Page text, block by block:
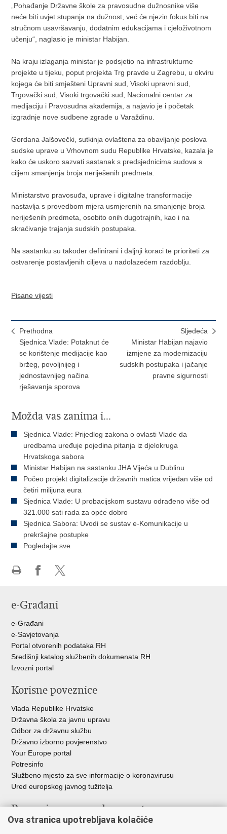
„Pohađanje Državne škole za pravosudne dužnosnike više
neće biti uvjet stupanja na dužnost, već će njezin fokus biti na
stručnom usavršavanju, dodatnim edukacijama i cjeloživotnom
učenju“, naglasio je ministar Habijan.
Na kraju izlaganja ministar je podsjetio na infrastrukturne
projekte u tijeku, poput projekta Trg pravde u Zagrebu, u okviru
kojega će biti smješteni Upravni sud, Visoki upravni sud,
Trgovački sud, Visoki trgovački sud, Nacionalni centar za
medijaciju i Pravosudna akademija, a najavio je i početak
izgradnje nove sudbene zgrade u Varaždinu.
Gordana Jalšovečki, sutkinja ovlaštena za obavljanje poslova
sudske uprave u Vrhovnom sudu Republike Hrvatske, kazala je
kako će uskoro sazvati sastanak s predsjednicima sudova s
ciljem smanjenja broja neriješenih predmeta.
Ministarstvo pravosuđa, uprave i digitalne transformacije
nastavlja s provedbom mjera usmjerenih na smanjenje broja
neriješenih predmeta, osobito onih dugotrajnih, kao i na
skraćivanje trajanja sudskih postupaka.
Na sastanku su također definirani i daljnji koraci te prioriteti za
ostvarenje postavljenih ciljeva u nadolazećem razdoblju.
Pisane vijesti
Prethodna
Sjednica Vlade: Potaknut će
se korištenje medijacije kao
bržeg, povoljnijeg i
jednostavnijeg načina
rješavanja sporova
Sljedeća
Ministar Habijan najavio
izmjene za modernizaciju
sudskih postupaka i jačanje
pravne sigurnosti
Možda vas zanima i...
Sjednica Vlade: Prijedlog zakona o ovlasti Vlade da
uredbama uređuje pojedina pitanja iz djelokruga
Hrvatskoga sabora
Ministar Habijan na sastanku JHA Vijeća u Dublinu
Počeo projekt digitalizacije državnih matica vrijedan više od
četiri milijuna eura
Sjednica Vlade: U probacijskom sustavu odrađeno više od
321.000 sati rada za opće dobro
Sjednica Sabora: Uvodi se sustav e-Komunikacije u
prekršajne postupke
Pogledajte sve
FacebookuTwitteru
e-Građani
e-Građani
e-Savjetovanja
Portal otvorenih podataka RH
Središnji katalog službenih dokumenata RH
Izvozni portal
Korisne poveznice
Vlada Republike Hrvatske
Državna škola za javnu upravu
Odbor za državnu službu
Državno izborno povjerenstvo
Your Europe portal
Potresinfo
Službeno mjesto za sve informacije o koronavirusu
Ured europskog javnog tužitelja
Poveznice pravosudnog sustava
Ova stranica upotrebljava kolačiće